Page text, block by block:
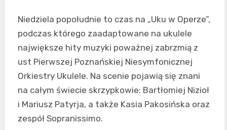
Niedziela popołudnie to czas na „Uku w Operze”,
podczas którego zaadaptowane na ukulele
największe hity muzyki poważnej zabrzmią z
ust Pierwszej Poznańskiej Niesymfonicznej
Orkiestry Ukulele. Na scenie pojawią się znani
na całym świecie skrzypkowie: Bartłomiej Nizioł
i Mariusz Patyrja, a także Kasia Pakosińska oraz
zespół Sopranissimo.